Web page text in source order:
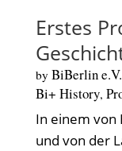
Erstes
by BiBerlin e.V.
Bi+ History,
In einem von
und von der